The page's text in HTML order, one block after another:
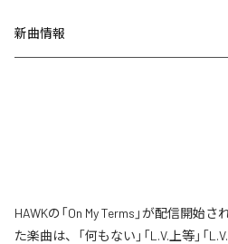
新曲情報
HAWKの「On My Terms」が配信開始
た楽曲は、「何もない」「L.V.上等」「